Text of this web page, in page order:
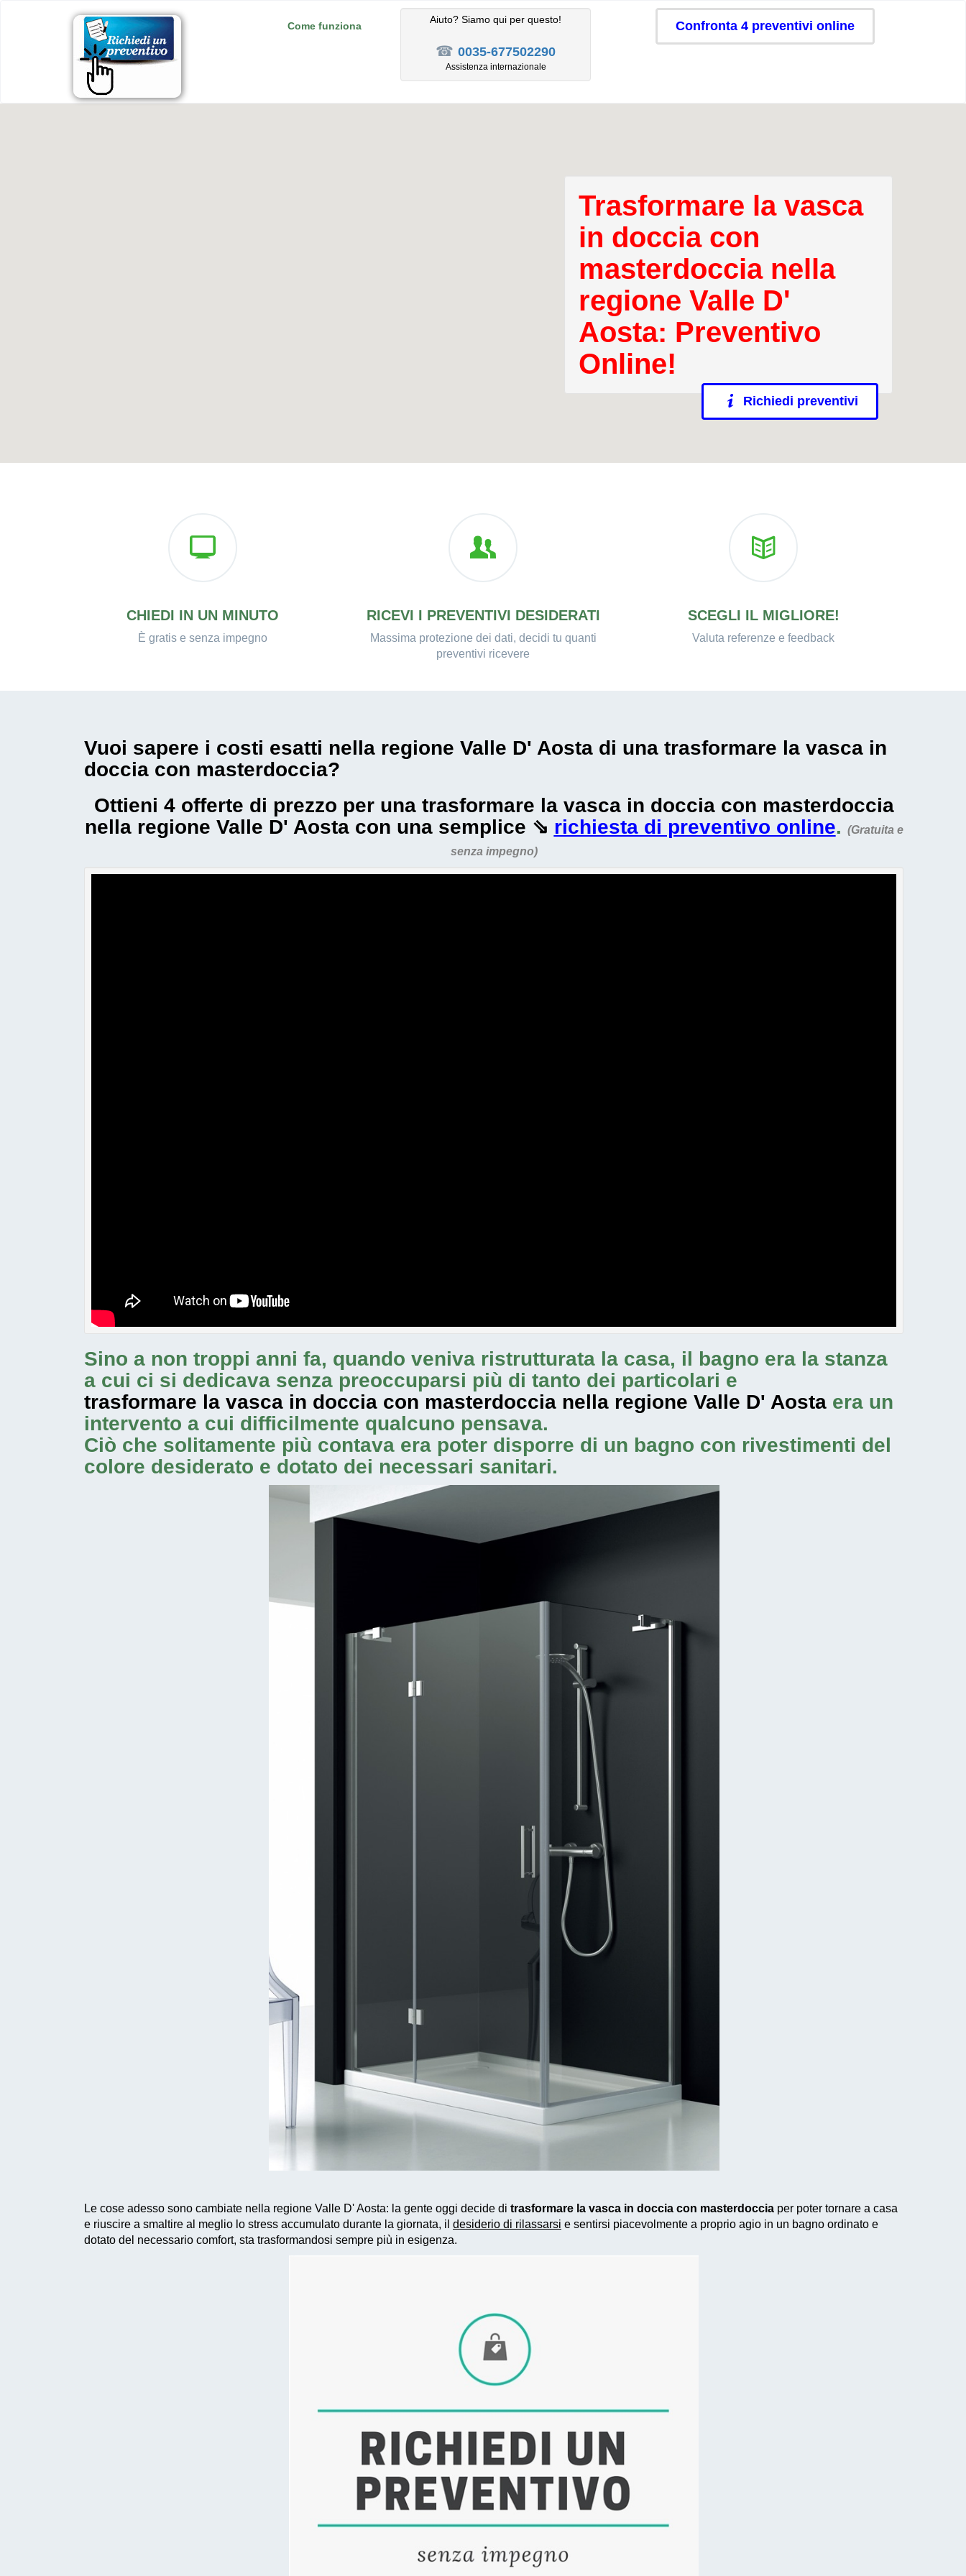
Come funziona
Aiuto? Siamo qui per questo!
☎ 0035-677502290
Assistenza internazionale
Confronta 4 preventivi online
Trasformare la vasca
in doccia con
masterdoccia nella
regione Valle D'
Aosta: Preventivo
Online!
Richiedi preventivi
CHIEDI IN UN MINUTO
È gratis e senza impegno
RICEVI I PREVENTIVI DESIDERATI
Massima protezione dei dati, decidi tu quanti
preventivi ricevere
SCEGLI IL MIGLIORE!
Valuta referenze e feedback
Vuoi sapere i costi esatti nella regione Valle D' Aosta di una trasformare la vasca in
doccia con masterdoccia?
Ottieni 4 offerte di prezzo per una trasformare la vasca in doccia con masterdoccia
nella regione Valle D' Aosta con una semplice ⇘ richiesta di preventivo online. (Gratuita e
senza impegno)
Sino a non troppi anni fa, quando veniva ristrutturata la casa, il bagno era la stanza
a cui ci si dedicava senza preoccuparsi più di tanto dei particolari e
trasformare la vasca in doccia con masterdoccia nella regione Valle D' Aosta era un
intervento a cui difficilmente qualcuno pensava.
Ciò che solitamente più contava era poter disporre di un bagno con rivestimenti del
colore desiderato e dotato dei necessari sanitari.
Le cose adesso sono cambiate nella regione Valle D' Aosta: la gente oggi decide di trasformare la vasca in doccia con masterdoccia per poter tornare a casa
e riuscire a smaltire al meglio lo stress accumulato durante la giornata, il desiderio di rilassarsi e sentirsi piacevolmente a proprio agio in un bagno ordinato e
dotato del necessario comfort, sta trasformandosi sempre più in esigenza.